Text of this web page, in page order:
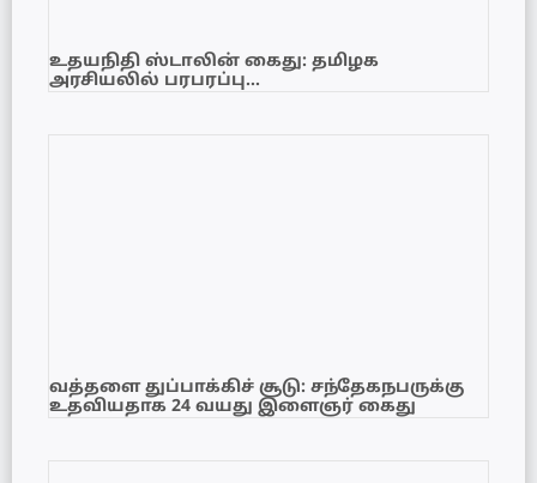
உதயநிதி ஸ்டாலின் கைது: தமிழக
அரசியலில் பரபரப்பு…
வத்தளை துப்பாக்கிச் சூடு: சந்தேகநபருக்கு
உதவியதாக 24 வயது இளைஞர் கைது